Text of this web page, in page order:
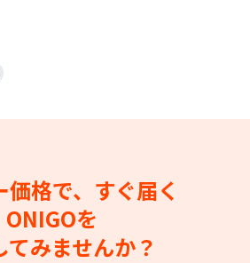
価格で、すぐ届く
ONIGOを
てみませんか？